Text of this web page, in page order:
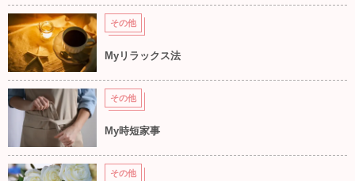
その他
Myリラックス法
その他
My時短家事
その他